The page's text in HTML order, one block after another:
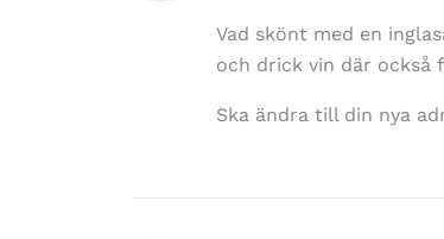
Vad skönt med en
och drick vin där också
Ska ändra till din nya